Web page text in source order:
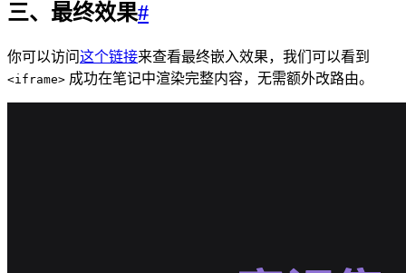
三、最终效果#
你可以访问这个链接来查看最终嵌入效果，我们可以看到
<iframe> 成功在笔记中渲染完整内容，无需额外改路由。